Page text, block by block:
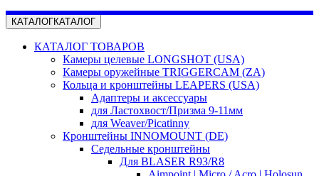
КАТАЛОГКАТАЛОГ
КАТАЛОГ ТОВАРОВ
Камеры целевые LONGSHOT (USA)
Камеры оружейные TRIGGERCAM (ZA)
Кольца и кронштейны LEAPERS (USA)
Адаптеры и аксессуары
для Ластохвост/Призма 9-11мм
для Weaver/Picatinny
Кронштейны INNOMOUNT (DE)
Седельные кронштейны
Для BLASER R93/R8